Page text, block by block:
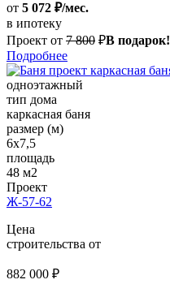
от 5 072 ₽/мес.
в ипотеку
Проект от 7 800 ₽В подарок!
Подробнее
одноэтажный
тип дома
каркасная баня
размер (м)
6x7,5
площадь
48 м2
Проект
Ж-57-62
Цена
строительства от
882 000 ₽